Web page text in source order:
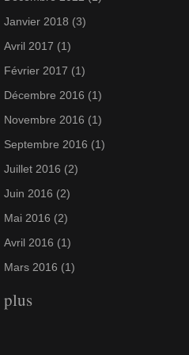
Janvier 2018 (3)
Avril 2017 (1)
Février 2017 (1)
Décembre 2016 (1)
Novembre 2016 (1)
Septembre 2016 (1)
Juillet 2016 (2)
Juin 2016 (2)
Mai 2016 (2)
Avril 2016 (1)
Mars 2016 (1)
plus